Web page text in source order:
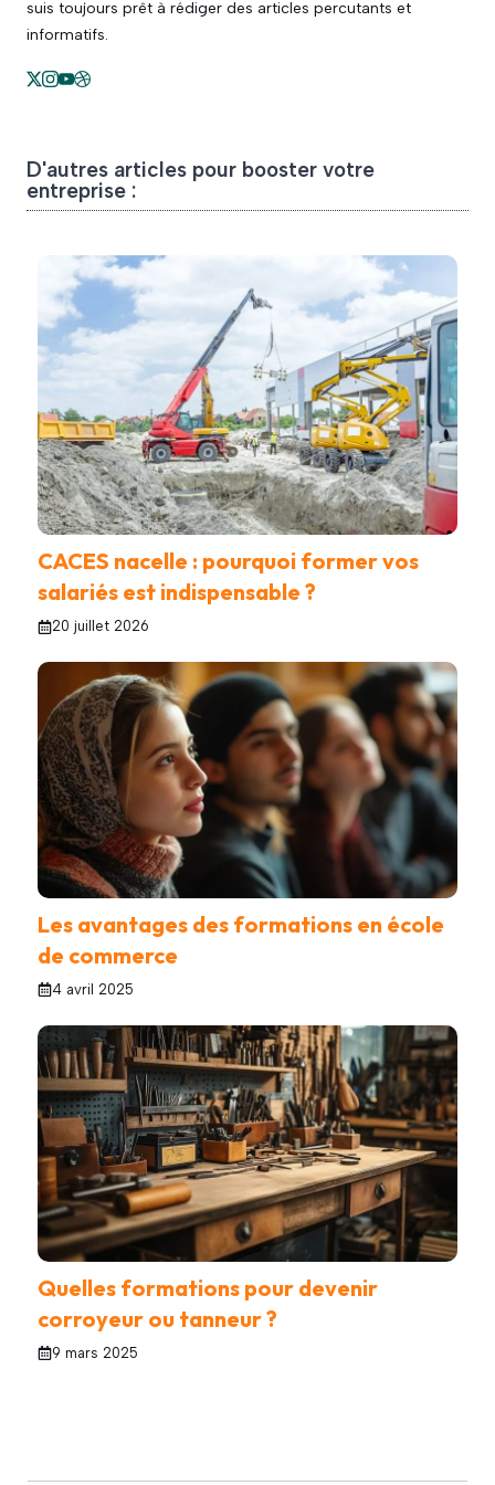
suis toujours prêt à rédiger des articles percutants et
informatifs.
D'autres articles pour booster votre
entreprise :
CACES nacelle : pourquoi former vos
salariés est indispensable ?
20 juillet 2026
Les avantages des formations en école
de commerce
4 avril 2025
Quelles formations pour devenir
corroyeur ou tanneur ?
9 mars 2025